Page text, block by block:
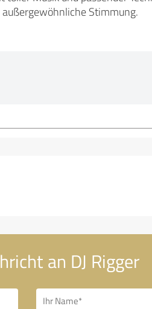
Stimmung.
an DJ Rigger